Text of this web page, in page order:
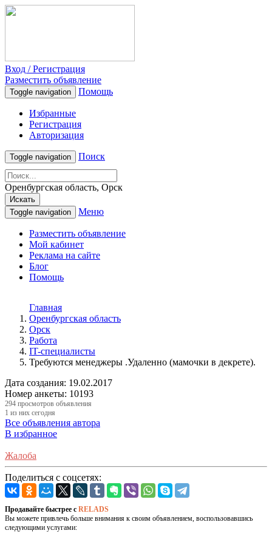
Вход / Регистрация
Разместить объявление
Toggle navigation Помощь
Избранные
Регистрация
Авторизация
Toggle navigation Поиск
Оренбургская область, Орск
Искать
Toggle navigation
Меню
Разместить объявление
Мой кабинет
Реклама на сайте
Блог
Помощь
Главная
Оренбургская область
Орск
Работа
IT-специалисты
Требуются менеджеры .Удаленно (мамочки в декрете).
Дата создания: 19.02.2017
Номер анкеты: 10193
294 просмотров объявления
1 из них сегодня
Все объявления автора
В избранное
Жалоба
Поделиться с соцсетях:
Продавайте быстрее с RELADS
Вы можете привлечь больше внимания к своим объявлением, воспользовавшись
следующими услугами: